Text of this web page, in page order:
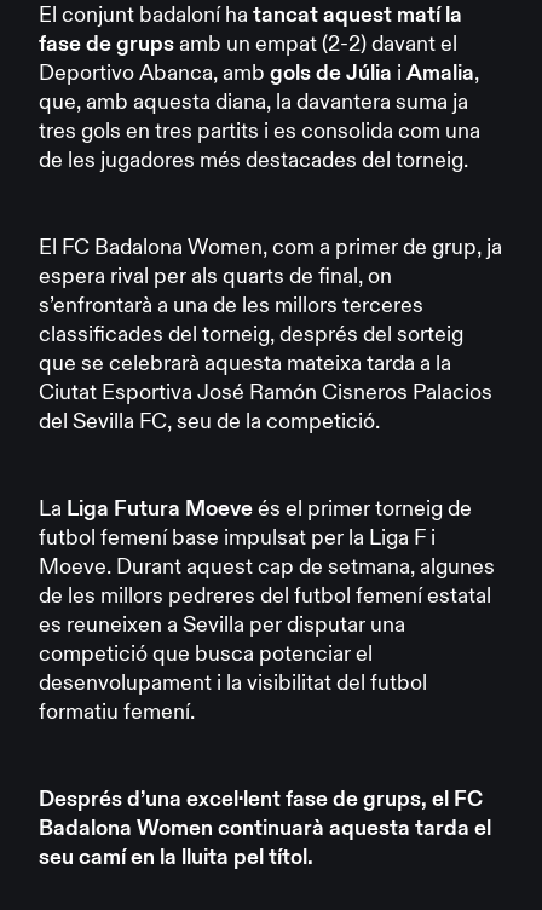
El conjunt badaloní ha tancat aquest matí la
fase de grupsamb un empat (2-2) davant el
Deportivo Abanca, amb gols de Júlia i Amalia,
que, amb aquesta diana, la davantera suma ja
tres gols en tres partits i es consolida com una
de les jugadores més destacades del torneig.
El FC Badalona Women, com a primer de grup, ja
espera rival per als quarts de final, on
s’enfrontarà a una de les millors terceres
classificades del torneig, després del sorteig
que se celebrarà aquesta mateixa tarda a la
Ciutat Esportiva José Ramón Cisneros Palacios
del Sevilla FC, seu de la competició.
La Liga Futura Moeveés el primer torneig de
futbol femení base impulsat per la Liga F i
Moeve. Durant aquest cap de setmana, algunes
de les millors pedreres del futbol femení estatal
es reuneixen a Sevilla per disputar una
competició que busca potenciar el
desenvolupament i la visibilitat del futbol
formatiu femení.
Després d’una excel·lent fase de grups, el FC
Badalona Women continuarà aquesta tarda el
seu camí en la lluita pel títol.